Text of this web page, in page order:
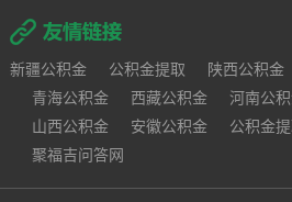
新疆公积金 公积金提取 陕西公积金
青海公积金
西藏公积金 河南公
山西公积金
安徽公积金 公积金
聚福吉问答网